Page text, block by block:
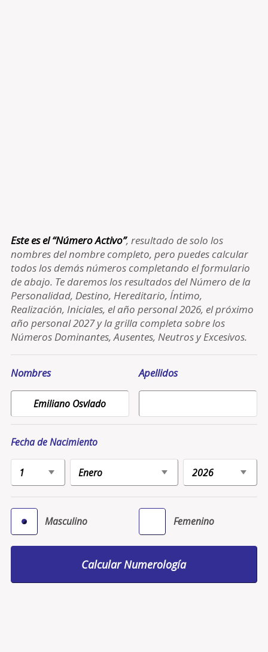
Este es el “Número Activo”, resultado de solo los
nombres del nombre completo, pero puedes calcular
todos los demás números completando el formulario
de abajo. Te daremos los resultados del Número de la
Personalidad, Destino, Hereditario, Íntimo,
Realización, Iniciales, el año personal 2026, el próximo
año personal 2027 y la grilla completa sobre los
Números Dominantes, Ausentes, Neutros y Excesivos.
Nombres Apellidos
Fecha de Nacimiento
Masculino Femenino